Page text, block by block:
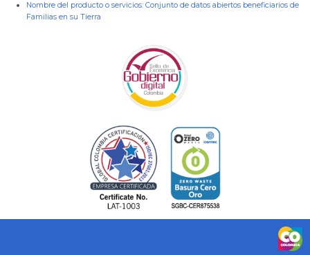
Nombre del producto o servicios: Conjunto de datos abiertos beneficiarios de
Familias en su Tierra